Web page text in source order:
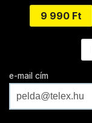
9 990 Ft
e-mail cím